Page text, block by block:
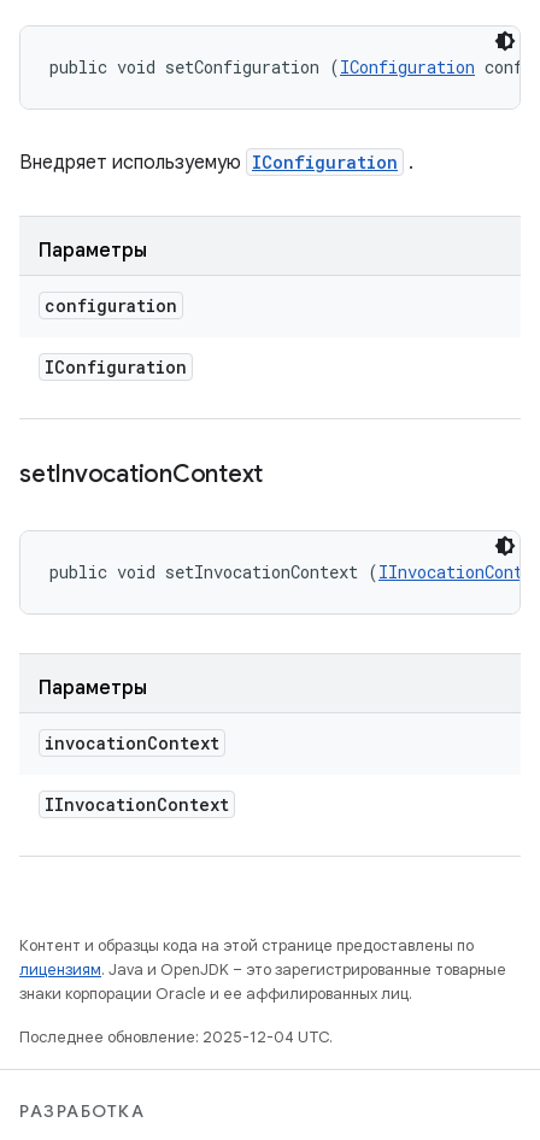
public void setConfiguration (IConfiguration
Внедряет используемую IConfiguration .
Параметры
configuration
IConfiguration
setInvocationContext
public void setInvocationContext (
Параметры
invocationContext
IInvocationContext
Контент и образцы кода на этой странице предоставлены по
лицензиям. Java и OpenJDK – это зарегистрированные товарные
знаки корпорации Oracle и ее аффилированных лиц.
Последнее обновление: 2025-12-04 UTC.
РАЗРАБОТКА